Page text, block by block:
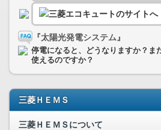
『太陽光発電システム』
停電になると、どうなりますか？ま
使えるのですか？
三菱ＨＥＭＳ
三菱ＨＥＭＳについて